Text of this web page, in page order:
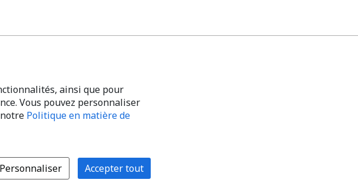
ainsi que pour
Vous pouvez personnaliser
Politique en matière de
Personnaliser Accepter tout